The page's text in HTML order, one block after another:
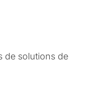
de solutions de